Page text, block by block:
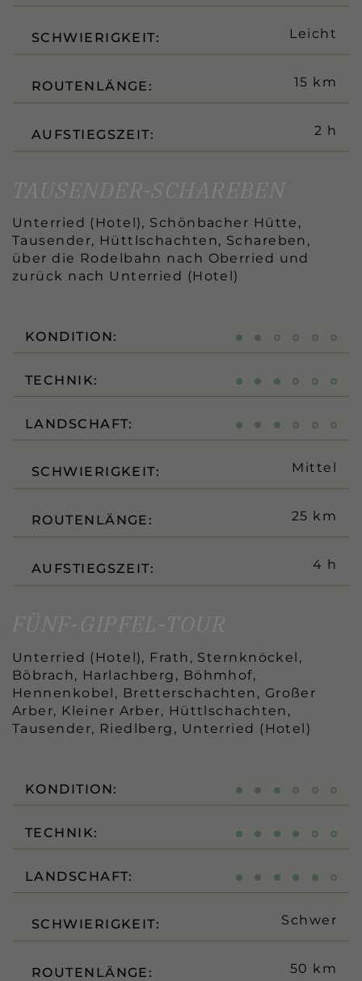
SCHWIERIGKEIT: Leicht
ROUTENLÄNGE: 15 km
AUFSTIEGSZEIT: 2 h
TAUSENDER-SCHAREBEN
Unterried (Hotel), Schönbacher Hütte,
Tausender, Hüttlschachten, Schareben,
über die Rodelbahn nach Oberried und
zurück nach Unterried (Hotel)
KONDITION:
TECHNIK:
LANDSCHAFT:
SCHWIERIGKEIT: Mittel
ROUTENLÄNGE: 25 km
AUFSTIEGSZEIT: 4 h
FÜNF-GIPFEL-TOUR
Unterried (Hotel), Frath, Sternknöckel,
Böbrach, Harlachberg, Böhmhof,
Hennenkobel, Bretterschachten, Großer
Arber, Kleiner Arber, Hüttlschachten,
Tausender, Riedlberg, Unterried (Hotel)
KONDITION:
TECHNIK:
LANDSCHAFT:
SCHWIERIGKEIT: Schwer
ROUTENLÄNGE: 50 km